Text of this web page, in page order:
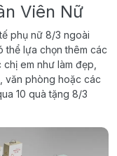
Viên Nữ
phụ nữ 8/3 ngoài
thể lựa chọn thêm các
em như làm đẹp,
văn phòng hoặc các
10 quà tặng 8/3